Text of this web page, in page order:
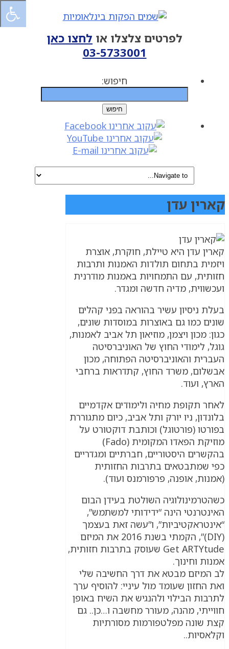
לפרטים צלצלו או לחצו כאן
03-5733001
חיפוש:
קארין עדן
קארין עדן היא טיילת, חוקרת, אוצרת
ויזמית בתחום תולדות האמנות ותרבות
חזותית, עם התמחויות באמנות מודרנית
ועכשווית, מדיה חדשה ומגדר.
בעלת ניסיון עשיר בהוראה בפני קהלים
שונים כמו גם באוצרות במוסדות שונים,
כגון: מכון ויצמן, מוזיאון תל אביב לאמנות,
גוגל, לימודי החוץ של האוניברסיטה
העברית והאוניברסיטה הפתוחה, מכון
אבשלום, משרד החוץ, קתדראות ברחבי
הארץ, ועוד.
לאחר תקופת מחיה ולימודים אקדמיים
בלונדון, ניו יורק ותל אביב, כיום מתגוררת
בפורטו (פורטוגל) וכותבת דוקטורט על
מוזיקת הפאדו המקומית (Fado)
בהקשרים היסטוריים, חברתיים ומגדריים
כפי שמתבטאים בתרבות החזותית
(אמנות, אופנה, פרפורמנס ועוד).
כשהטרמינולוגיה השולטת בעידן הבום
האינטרנטי הינה “ידידותי למשתמש”,
“אינטראקטיביות”, ו”עשה זאת בעצמך
(DIY)”, הקמתי בשנת 2016 את המיזם
Get ARTYtude שעוסק בתרבות חזותית,
אמנות וחינוך.
לב המיזם מבטא את דרך החשיבה שלי
ואת החזון שעומד מול עיניי: להוסיף ערך
לתרבות הבילוי ולהנגיש את השיח באופן
חווייתי, מהנה, מעורר מחשבה ו…כן.. גם
קצת שונה מפלטפורמות מסורתיות
וקלאסיות..